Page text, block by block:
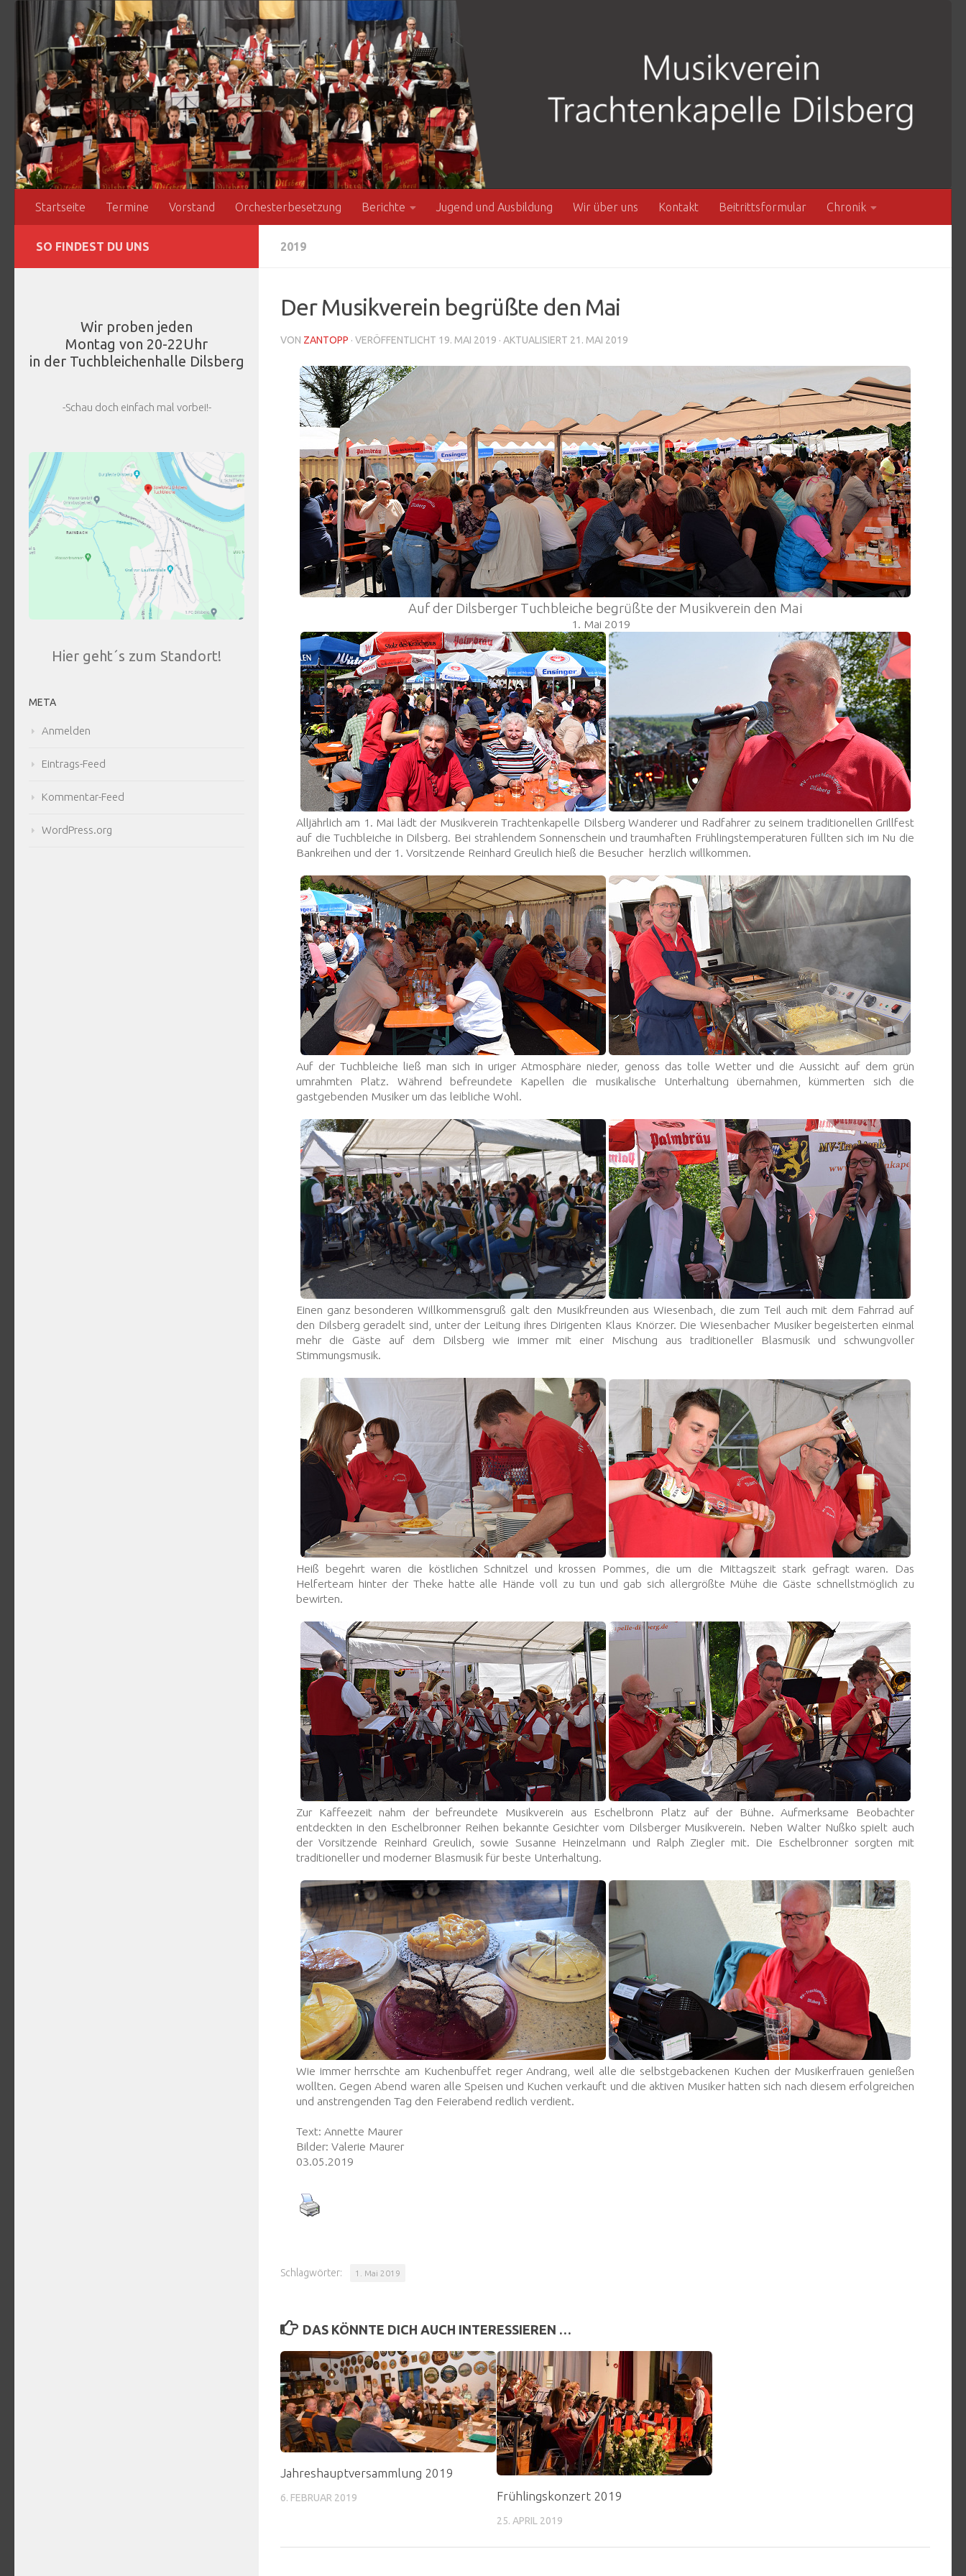
Zum Inhalt springen
Startseite Termine Vorstand Orchesterbesetzung Berichte Jugend und Ausbildung Wir über uns Kontakt Beitrittsformular Chronik
2019
Der Musikverein begrüßte den Mai
VON ZANTOPP · VERÖFFENTLICHT 19. MAI 2019 · AKTUALISIERT 21. MAI 2019
Auf der Dilsberger Tuchbleiche begrüßte der Musikverein den Mai
1. Mai 2019
Alljährlich am 1. Mai lädt der Musikverein Trachtenkapelle Dilsberg Wanderer und Radfahrer zu seinem traditionellen Grillfest
auf die Tuchbleiche in Dilsberg. Bei strahlendem Sonnenschein und traumhaften Frühlingstemperaturen füllten sich im Nu die
Bankreihen und der 1. Vorsitzende Reinhard Greulich hieß die Besucher herzlich willkommen.
Auf der Tuchbleiche ließ man sich in uriger Atmosphäre nieder, genoss das tolle Wetter und die Aussicht auf dem grün
umrahmten Platz. Während befreundete Kapellen die musikalische Unterhaltung übernahmen, kümmerten sich die
gastgebenden Musiker um das leibliche Wohl.
Einen ganz besonderen Willkommensgruß galt den Musikfreunden aus Wiesenbach, die zum Teil auch mit dem Fahrrad auf
den Dilsberg geradelt sind, unter der Leitung ihres Dirigenten Klaus Knörzer. Die Wiesenbacher Musiker begeisterten einmal
mehr die Gäste auf dem Dilsberg wie immer mit einer Mischung aus traditioneller Blasmusik und schwungvoller
Stimmungsmusik.
Heiß begehrt waren die köstlichen Schnitzel und krossen Pommes, die um die Mittagszeit stark gefragt waren. Das
Helferteam hinter der Theke hatte alle Hände voll zu tun und gab sich allergrößte Mühe die Gäste schnellstmöglich zu
bewirten.
Zur Kaffeezeit nahm der befreundete Musikverein aus Eschelbronn Platz auf der Bühne. Aufmerksame Beobachter
entdeckten in den Eschelbronner Reihen bekannte Gesichter vom Dilsberger Musikverein. Neben Walter Nußko spielt auch
der Vorsitzende Reinhard Greulich, sowie Susanne Heinzelmann und Ralph Ziegler mit. Die Eschelbronner sorgten mit
traditioneller und moderner Blasmusik für beste Unterhaltung.
Wie immer herrschte am Kuchenbuffet reger Andrang, weil alle die selbstgebackenen Kuchen der Musikerfrauen genießen
wollten. Gegen Abend waren alle Speisen und Kuchen verkauft und die aktiven Musiker hatten sich nach diesem erfolgreichen
und anstrengenden Tag den Feierabend redlich verdient.
Text: Annette Maurer
Bilder: Valerie Maurer
03.05.2019
Schlagwörter: 1. Mai 2019
DAS KÖNNTE DICH AUCH INTERESSIEREN …
Jahreshauptversammlung 2019
6. FEBRUAR 2019 Frühlingskonzert 2019
25. APRIL 2019
SO FINDEST DU UNS
Wir proben jeden
Montag von 20-22Uhr
in der Tuchbleichenhalle Dilsberg
-Schau doch einfach mal vorbei!-
Hier geht´s zum Standort!
META
Anmelden
Eintrags-Feed
Kommentar-Feed
WordPress.org